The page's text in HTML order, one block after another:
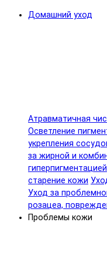
Домашний уход
Атравматичная
Осветление
укрепления
за жирной и
гиперпигментацией
старение кожи
Уход за
розацеа,
Проблемы кожи